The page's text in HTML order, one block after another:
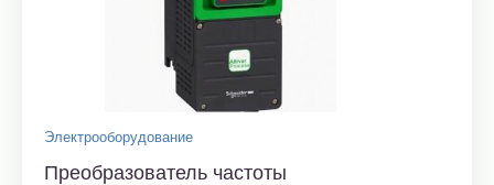
Электрооборудование
Преобразователь частоты